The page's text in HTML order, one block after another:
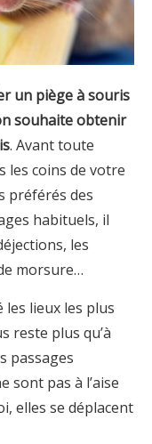
un piège à souris
souhaite obtenir
. Avant toute
les coins de votre
préférés des
habituels, il
les
morsure…
les lieux les plus
reste plus qu’à
passages
sont pas à l’aise
elles se déplacent